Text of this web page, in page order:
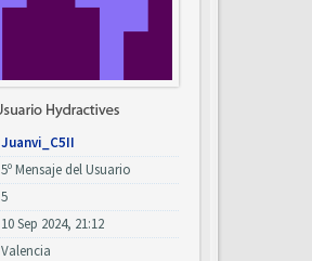
Juanvi_C5II
5º Mensaje del Usuario
5
10 Sep 2024, 21:12
Valencia